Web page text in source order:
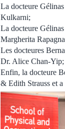
La docteure
Kulkarni;
La docteure
Margherita
Les docteures
Dr. Alice Chan-Yip;
Enfin, la docteure
& Edith Strauss et